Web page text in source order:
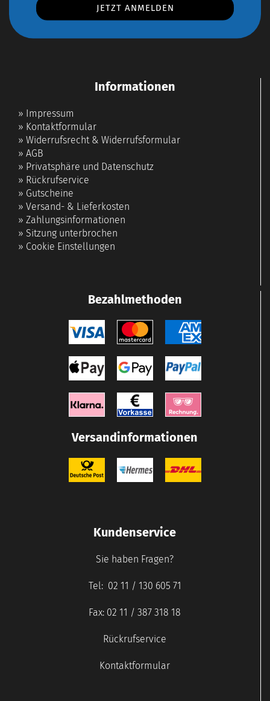
Informationen
» Impressum
» Kontaktformular
» Widerrufsrecht & Widerrufsformular
» AGB
» Privatsphäre und Datenschutz
» Rückrufservice
» Gutscheine
» Versand- & Lieferkosten
» Zahlungsinformationen
» Sitzung unterbrochen
» Cookie Einstellungen
Bezahlmethoden
Versandinformationen
Kundenservice
Sie haben Fragen?
Tel: 02 11 / 130 605 71
Fax: 02 11 / 387 318 18
Rückrufservice
Kontaktformular